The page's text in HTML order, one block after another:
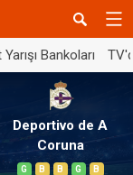
Bankoları
Deportivo de A
Coruna
G B B G B